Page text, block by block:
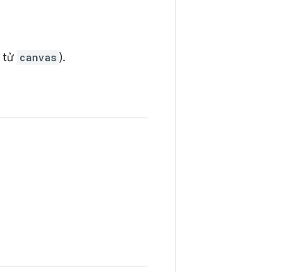
tử canvas ).